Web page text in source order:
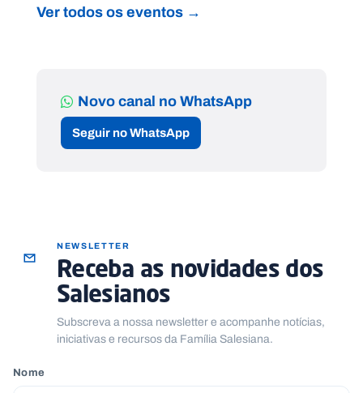
Ver todos os eventos →
Novo canal no WhatsApp
Seguir no WhatsApp
NEWSLETTER
Receba as novidades dos
Salesianos
Subscreva a nossa newsletter e acompanhe notícias,
iniciativas e recursos da Família Salesiana.
Nome